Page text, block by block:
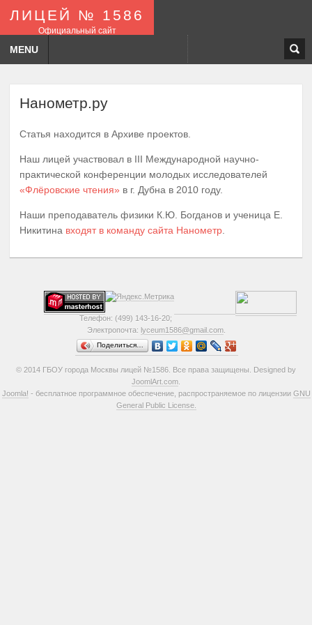
ЛИЦЕЙ № 1586
Официальный сайт
MENU
Нанометр.ру
Статья находится в Архиве проектов.
Наш лицей участвовал в III Международной научно-
практической конференции молодых исследователей
«Флёровские чтения» в г. Дубна в 2010 году.
Наши преподаватель физики К.Ю. Богданов и ученица Е.
Никитина входят в команду сайта Нанометр
Телефон: (499) 143-16-20;
Электропочта: lyceum1586@gmail.com.
Поделиться…
© 2014 ГБОУ города Москвы лицей №1586. Все права защищены. Designed by
JoomlArt.com
Joomla! - бесплатное программное обеспечение, распространяемое по лицензии GNU
General Public License.